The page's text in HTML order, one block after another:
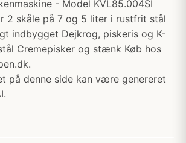
- Model KVL85.004SI
2 skåle på 7 og 5 liter i rustfrit stål
indbygget Dejkrog, piskeris og K-
Cremepisker og stænk Køb hos
på denne side kan være genereret